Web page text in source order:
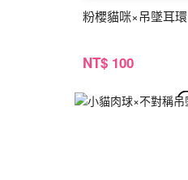
粉櫻貓咪×吊墜耳環
NT$ 100